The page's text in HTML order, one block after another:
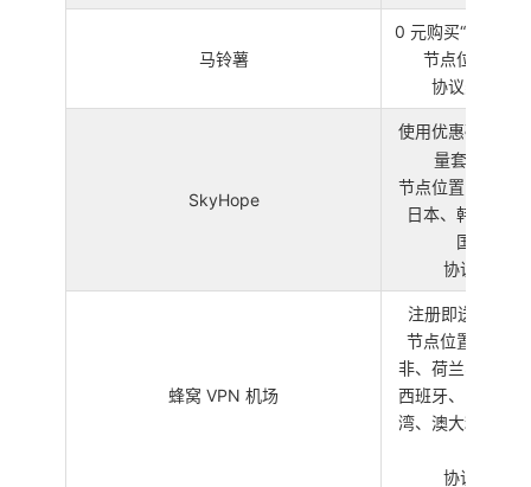
马铃薯
0 元购买“公益套
节点位置：新
协议类型：
SkyHope
使用优惠码
量套餐”
节点位置：香港
日本、韩国、马
国、德国
协议类型
蜂窝 VPN 机场
注册即送“试用
节点位置：香港
非、荷兰、波兰
西班牙、巴西、
湾、澳大利亚、
协议类型